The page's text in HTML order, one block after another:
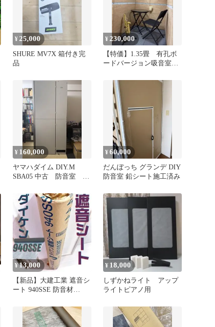
¥ 25,000
SHURE MV7X 箱付き完
品
¥ 230,000
【特価】1.35畳 有孔ボ
ードバージョン吸音室
¥ 160,000
ヤマハダイム DIY.M
SBA05 中古 防音室 配
¥60,000
だんぼっち グランデ DIY
防音室 鉛シート施工済み
¥13,000
【新品】大建工業 遮音シ
ート 940SSE 防音材
¥ 18,000
しずかねライト アップ
ライトピアノ用